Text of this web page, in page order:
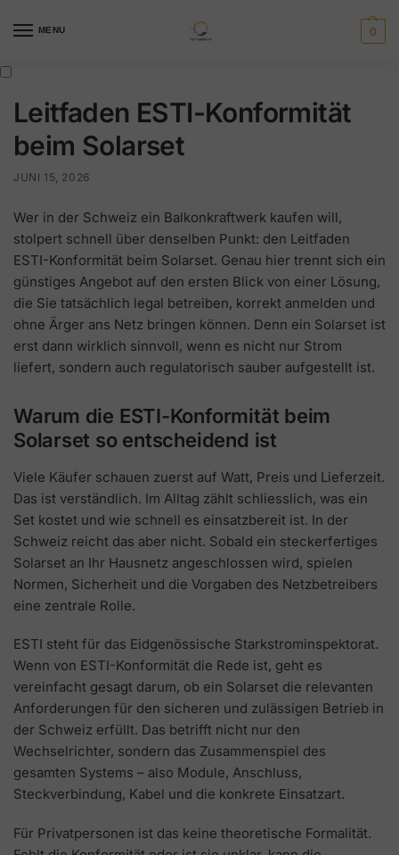
MENU 0
Leitfaden ESTI-Konformität
beim Solarset
JUNI 15, 2026
Wer in der Schweiz ein Balkonkraftwerk kaufen will,
stolpert schnell über denselben Punkt: den Leitfaden
ESTI-Konformität beim Solarset. Genau hier trennt sich ein
günstiges Angebot auf den ersten Blick von einer Lösung,
die Sie tatsächlich legal betreiben, korrekt anmelden und
ohne Ärger ans Netz bringen können. Denn ein Solarset ist
erst dann wirklich sinnvoll, wenn es nicht nur Strom
liefert, sondern auch regulatorisch sauber aufgestellt ist.
Warum die ESTI-Konformität beim
Solarset so entscheidend ist
Viele Käufer schauen zuerst auf Watt, Preis und Lieferzeit.
Das ist verständlich. Im Alltag zählt schliesslich, was ein
Set kostet und wie schnell es einsatzbereit ist. In der
Schweiz reicht das aber nicht. Sobald ein steckerfertiges
Solarset an Ihr Hausnetz angeschlossen wird, spielen
Normen, Sicherheit und die Vorgaben des Netzbetreibers
eine zentrale Rolle.
ESTI steht für das Eidgenössische Starkstrominspektorat.
Wenn von ESTI-Konformität die Rede ist, geht es
vereinfacht gesagt darum, ob ein Solarset die relevanten
Anforderungen für den sicheren und zulässigen Betrieb in
der Schweiz erfüllt. Das betrifft nicht nur den
Wechselrichter, sondern das Zusammenspiel des
gesamten Systems – also Module, Anschluss,
Steckverbindung, Kabel und die konkrete Einsatzart.
Für Privatpersonen ist das keine theoretische Formalität.